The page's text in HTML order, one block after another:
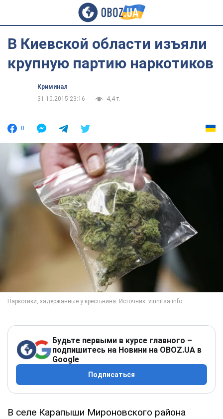
В Киевской области изъяли
крупную партию наркотиков
Криминал
31.10.2015 23:16
4,4 т.
0
Будьте первыми в курсе главного –
подпишитесь на Новини на OBOZ.UA в
Google
Подписаться
В селе Карапыши Мироновского района